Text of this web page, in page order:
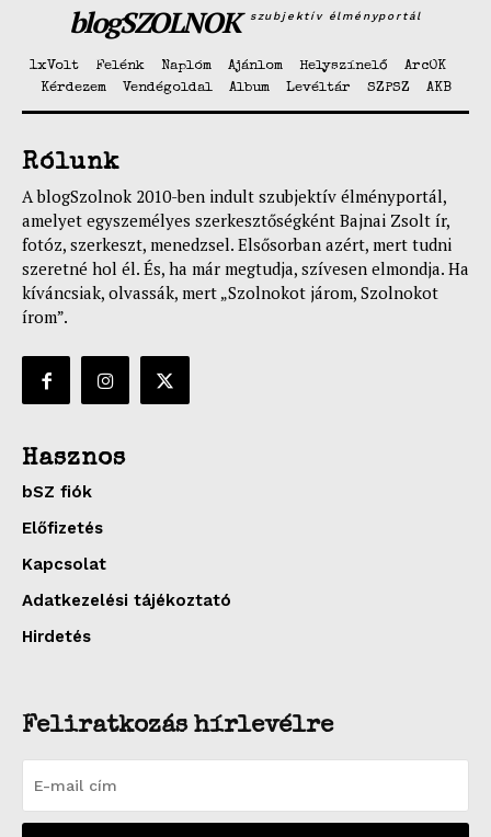
blogSZOLNOK szubjektív élményportál
1xVolt Felénk Naplóm Ajánlom Helyszínelő
ArcOK
Kérdezem
Vendégoldal Album Levéltár SZPSZ AKB
Rólunk
A blogSzolnok 2010-ben indult szubjektív élményportál,
amelyet egyszemélyes szerkesztőségként Bajnai Zsolt ír,
fotóz, szerkeszt, menedzsel. Elsősorban azért, mert tudni
szeretné hol él. És, ha már megtudja, szívesen elmondja. Ha
kíváncsiak, olvassák, mert „Szolnokot járom, Szolnokot
írom”.
Hasznos
bSZ fiók
Előfizetés
Kapcsolat
Adatkezelési tájékoztató
Hirdetés
Feliratkozás hírlevélre